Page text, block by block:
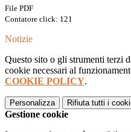
File PDF
Contatore click: 121
Notizie
Questo sito o gli strumenti terzi
cookie necessari al
COOKIE POLICY.
Personalizza Rifiuta tutti i
Gestione cookie